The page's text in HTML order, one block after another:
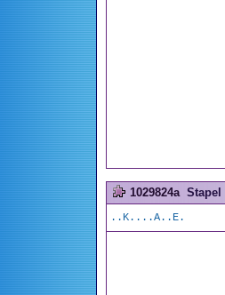
1029824a Stapel
..K....A..E.